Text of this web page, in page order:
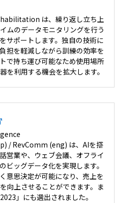
は、繰り返し立ち上
ムのデータモニタリングを行う
サポートします。独自の技術に
担を軽減しながら訓練の効率を
で持ち運び可能なため使用場所
を利用する機会を拡大します。
/ RevComm (eng) は、AIを搭
営業や、ウェブ会議、オフライ
ビッグデータ化を実現します。
意思決定が可能になり、売上を
向上させることができます。ま
」にも選出されました。